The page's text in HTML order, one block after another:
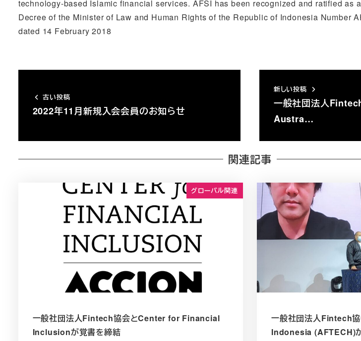
technology-based Islamic financial services. AFSI has been recognized and ratified as
Decree of the Minister of Law and Human Rights of the Republic of Indonesia Number
dated 14 February 2018
古い投稿
2022年11月新規入会会員のお知らせ
新しい投稿
一般社団法人
Austra…
関連記事
グローバル関連
一般社団法人Fintech協会とCenter for Financial
Inclusionが覚書を締結
一般社団法人Fintech
Indonesia (AFTECH)